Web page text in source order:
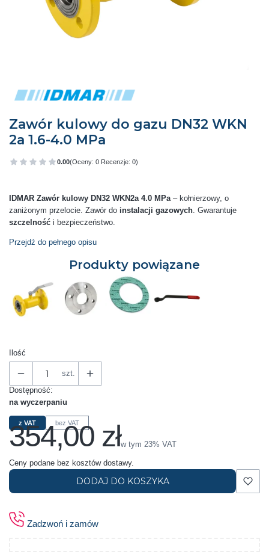
Zawór kulowy do gazu DN32 WKN
2a 1.6-4.0 MPa
0.00(Oceny: 0 Recenzje: 0)
Przejdź do sekcji Opinie
IDMAR Zawór kulowy DN32 WKN2a 4.0 MPa– kołnierzowy, o
zaniżonym przelocie. Zawór do instalacji gazowych. Gwarantuje
szczelność i bezpieczeństwo.
Przejdź do pełnego opisu
Produkty powiązane
Ilość
szt.
Dostępność:
na wyczerpaniu
z VAT bez VAT
Cena
354,00 złw tym 23% VAT
w tym 23% VAT
Ceny podane bez kosztów dostawy.
DODAJ DO KOSZYKA
Zadzwoń i zamów